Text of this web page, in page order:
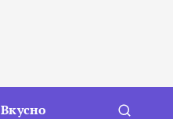
Вкусно